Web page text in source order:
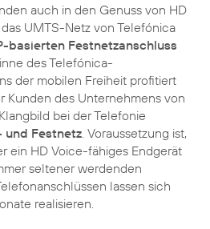
auch in den Genuss von HD
UMTS-Netz von Telefónica
basierten Festnetzanschluss
des Telefónica-
der mobilen Freiheit profitiert
Kunden des Unternehmens von
bei der Telefonie
und Festnetz . Voraussetzung ist,
ein HD Voice-fähiges Endgerät
seltener werdenden
lassen sich
realisieren.